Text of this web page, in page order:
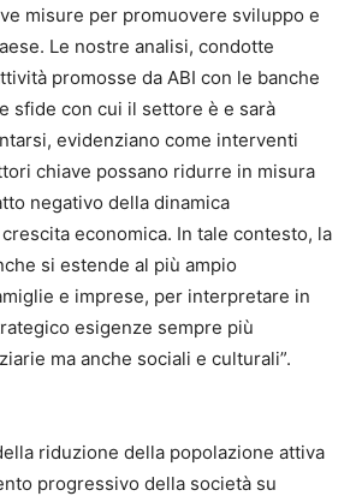
misure per promuovere sviluppo e
Le nostre analisi, condotte
promosse da ABI con le banche
sfide con cui il settore è e sarà
evidenziano come interventi
chiave possano ridurre in misura
negativo della dinamica
economica. In tale contesto, la
si estende al più ampio
e imprese, per interpretare in
esigenze sempre più
ma anche sociali e culturali”.
riduzione della popolazione attiva
progressivo della società su